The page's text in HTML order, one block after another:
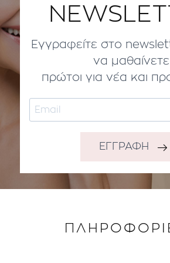
Εγγραφείτε στο
να μαθαίνετε
πρώτοι για νέα και
ΕΓΓΡΑΦΗ